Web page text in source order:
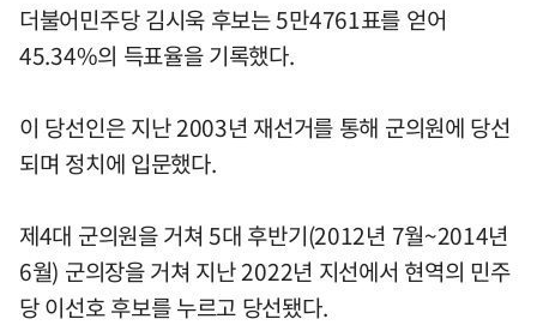
더불어민주당 김시욱 후보는 5만4761표를 얻어
45.34%의 득표율을 기록했다.
이 당선인은 지난 2003년 재선거를 통해 군의원에 당선
되며 정치에 입문했다.
제4대 군의원을 거쳐 5대 후반기(2012년 7월~2014년
6월) 군의장을 거쳐 지난 2022년 지선에서 현역의 민주
당 이선호 후보를 누르고 당선됐다.